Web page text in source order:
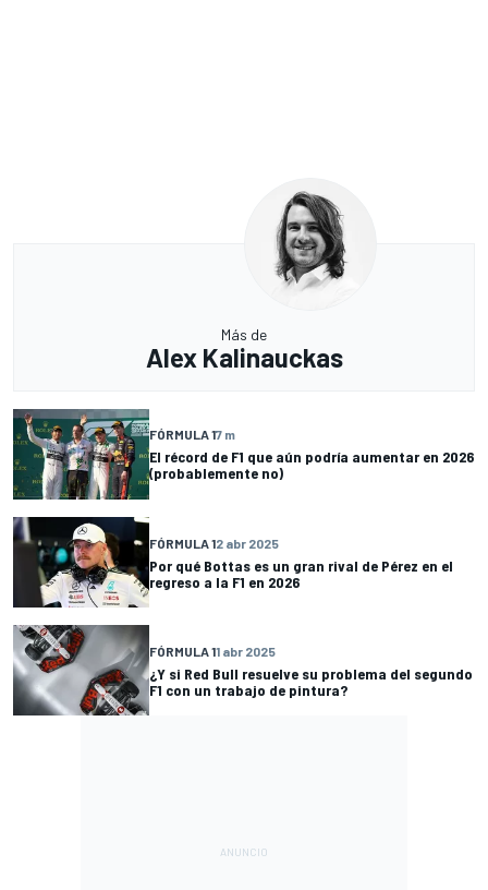
Más de
Alex Kalinauckas
FÓRMULA 17 m
El récord de F1 que aún podría aumentar en 2026
(probablemente no)
FÓRMULA 12 abr 2025
Por qué Bottas es un gran rival de Pérez en el
regreso a la F1 en 2026
FÓRMULA 11 abr 2025
¿Y si Red Bull resuelve su problema del segundo
F1 con un trabajo de pintura?